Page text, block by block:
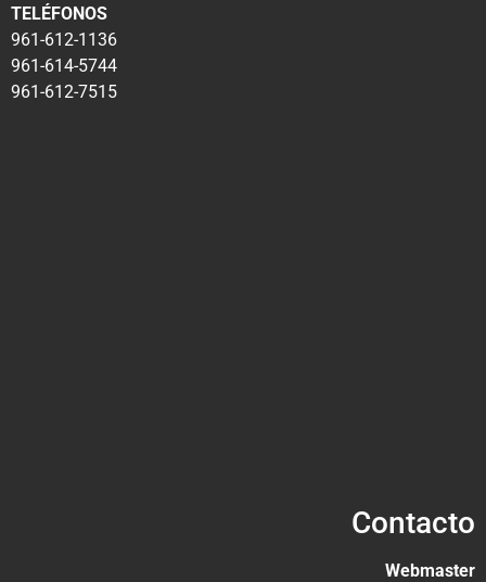
TELÉFONOS
961-612-1136
961-614-5744
961-612-7515
Contacto
Webmaster